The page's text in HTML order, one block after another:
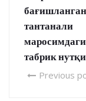
бағишланган
тантанали
маросимдаги
табрик нутқи
Previous